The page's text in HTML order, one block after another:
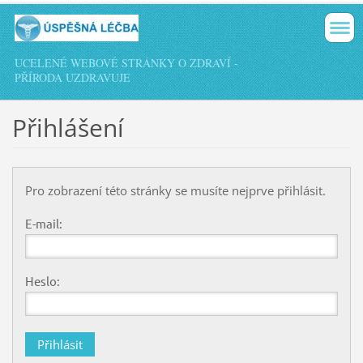
UCELENÉ WEBOVÉ STRÁNKY O ZDRAVÍ -
PŘÍRODA UZDRAVUJE
Přihlášení
Pro zobrazení této stránky se musíte nejprve přihlásit.
E-mail:
Heslo: